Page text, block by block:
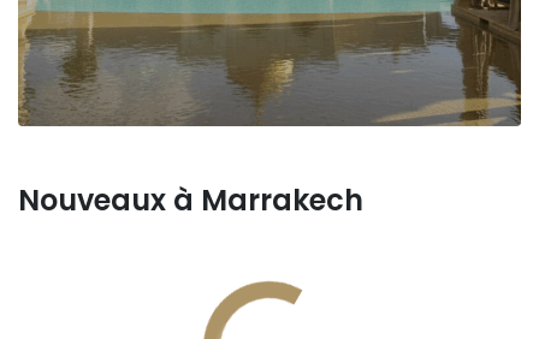
Nouveaux à Marrakech